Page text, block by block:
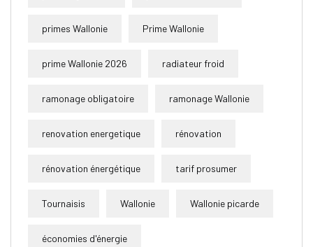
primes Wallonie Prime Wallonie
prime Wallonie 2026 radiateur froid
ramonage obligatoire ramonage Wallonie
renovation energetique rénovation
rénovation énergétique tarif prosumer
Tournaisis Wallonie Wallonie picarde
économies d'énergie